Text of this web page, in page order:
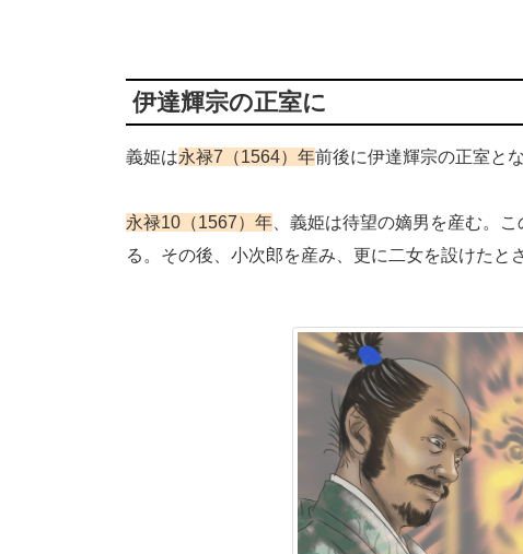
伊達輝宗の正室に
義姫は永禄7（1564）年前後に伊達輝宗の正室と
永禄10（1567）年 、義姫は待望の嫡男を産む。
る。その後、小次郎を産み、更に二女を設けたと